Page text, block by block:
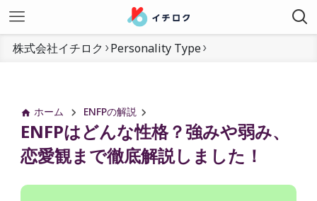
株式会社イチロク Personality Type
ホーム ENFPの解説
ENFPはどんな性格？強みや弱み、
恋愛観まで徹底解説しました！